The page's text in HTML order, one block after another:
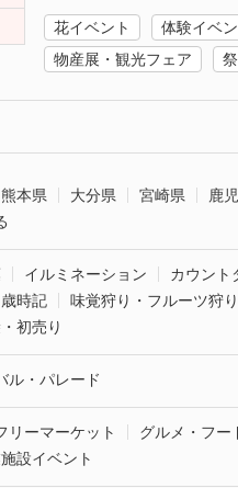
花イベント
体験イベ
物産展・観光フェア
熊本県 大分県 宮崎県 鹿
イルミネーション カウント
時記
味覚狩り・フルーツ狩り
初売り
ル・パレード
リーマーケット
グルメ・フー
設イベント